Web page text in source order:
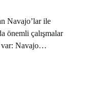
Navajo’lar ile
önemli çalışmalar
var: Navajo…